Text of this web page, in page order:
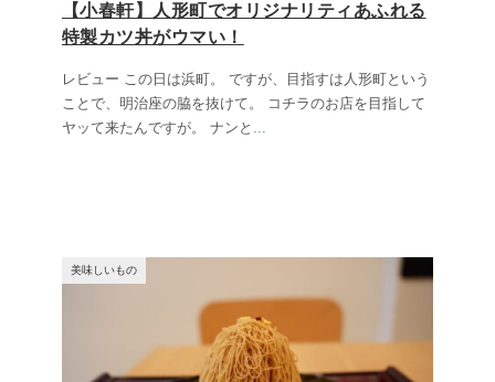
【小春軒】人形町でオリジナリティあふれる
特製カツ丼がウマい！
レビュー この日は浜町。 ですが、目指すは人形町という
ことで、明治座の脇を抜けて。 コチラのお店を目指して
ヤッて来たんですが。 ナンと ...
美味しいもの